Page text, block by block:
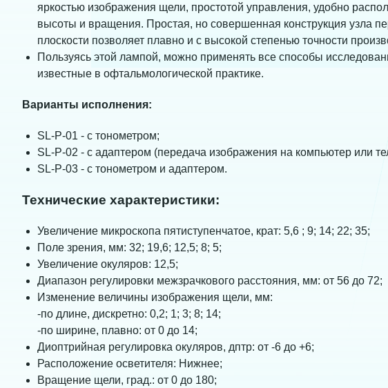
яркостью изображения щели, простотой управления, удобно
высоты и вращения. Простая, но совершенная конструкция узла
плоскости позволяет плавно и с высокой степенью точности
Пользуясь этой лампой, можно применять все способы
известные в офтальмологической практике.
Варианты исполнения:
SL-P-01 - с тонометром;
SL-P-02 - с адаптером (передача изображения на компьютер или
SL-P-03 - с тонометром и адаптером.
Технические характеристики:
Увеличение микроскопа пятиступенчатое, крат: 5,6 ; 9; 14; 22; 35;
Поле зрения, мм: 32; 19,6; 12,5; 8; 5;
Увеличение окуляров: 12,5;
Диапазон регулировки межзрачкового расстояния, мм: от 56 до 72;
Изменение величины изображения щели, мм:
-по длине, дискретно: 0,2; 1; 3; 8; 14;
-по ширине, плавно: от 0 до 14;
Диоптрийная регулировка окуляров, дптр: от -6 до +6;
Расположение осветителя: Нижнее;
Вращение щели, град.: от 0 до 180;